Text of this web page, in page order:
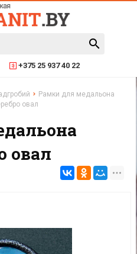
+375 25 937 40 22
Рамки для медальона
овал
овал